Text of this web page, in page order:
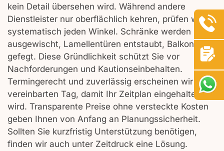
kein Detail übersehen wird. Während andere
Dienstleister nur oberflächlich kehren, prüfen wir
systematisch jeden Winkel. Schränke werden
ausgewischt, Lamellentüren entstaubt, Balkone
gefegt. Diese Gründlichkeit schützt Sie vor
Nachforderungen und Kautionseinbehalten.
Termingerecht und zuverlässig erscheinen wir am
vereinbarten Tag, damit Ihr Zeitplan eingehalten
wird. Transparente Preise ohne versteckte Kosten
geben Ihnen von Anfang an Planungssicherheit.
Sollten Sie kurzfristig Unterstützung benötigen,
finden wir auch unter Zeitdruck eine Lösung.